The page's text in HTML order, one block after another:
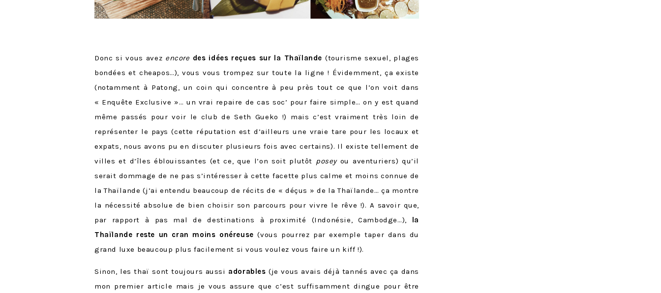
Donc si vous avez encore des idées reçues sur la Thaïlande (tourisme sexuel, plages
bondées et cheapos…), vous vous trompez sur toute la ligne ! Évidemment, ça existe
(notamment à Patong, un coin qui concentre à peu près tout ce que l’on voit dans
« Enquête Exclusive »… un vrai repaire de cas soc’ pour faire simple… on y est quand
même passés pour voir le club de Seth Gueko !) mais c’est vraiment très loin de
représenter le pays (cette réputation est d’ailleurs une vraie tare pour les locaux et
expats, nous avons pu en discuter plusieurs fois avec certains). Il existe tellement de
villes et d’îles éblouissantes (et ce, que l’on soit plutôt poseyou aventuriers) qu’il
serait dommage de ne pas s’intéresser à cette facette plus calme et moins connue de
la Thaïlande (j’ai entendu beaucoup de récits de « déçus » de la Thaïlande… ça montre
la nécessité absolue de bien choisir son parcours pour vivre le rêve !). A savoir que,
par rapport à pas mal de destinations à proximité (Indonésie, Cambodge…), la
Thaïlande reste un cran moins onéreuse (vous pourrez par exemple taper dans du
grand luxe beaucoup plus facilement si vous voulez vous faire un kiff !).
Sinon, les thaï sont toujours aussi adorables (je vous avais déjà tannés avec ça dans
mon premier article mais je vous assure que c’est suffisamment dingue pour être